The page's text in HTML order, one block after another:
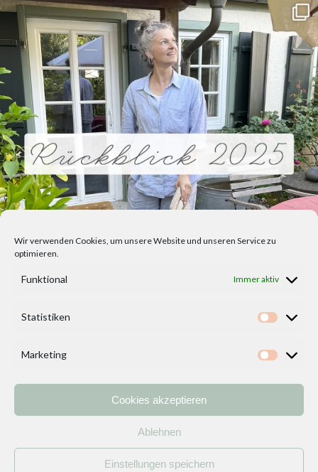
Wir verwenden Cookies, um unsere Website und unseren Service zu
optimieren.
Funktional Immer aktiv
Statistiken
Marketing
Cookies akzeptieren
Ablehnen
Einstellungen speichern
Kontakt
Impressum/ Datenschutzerklärung